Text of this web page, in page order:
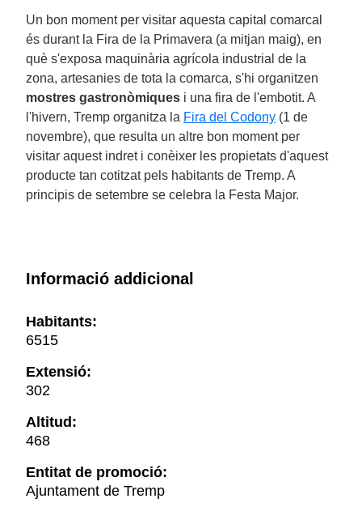
Un bon moment per visitar aquesta capital comarcal
és durant la Fira de la Primavera (a mitjan maig), en
què s'exposa maquinària agrícola industrial de la
zona, artesanies de tota la comarca, s'hi organitzen
mostres gastronòmiques i una fira de l'embotit. A
l'hivern, Tremp organitza la Fira del Codony (1 de
novembre), que resulta un altre bon moment per
visitar aquest indret i conèixer les propietats d'aquest
producte tan cotitzat pels habitants de Tremp. A
principis de setembre se celebra la Festa Major.
Informació addicional
Habitants:
6515
Extensió:
302
Altitud:
468
Entitat de promoció:
Ajuntament de Tremp